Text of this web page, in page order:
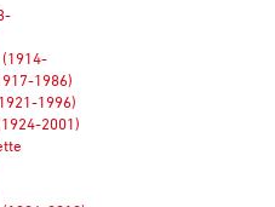
(1914-
1986)
1996)
2001)